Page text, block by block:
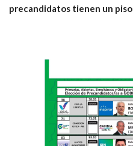
precandidatos tienen un